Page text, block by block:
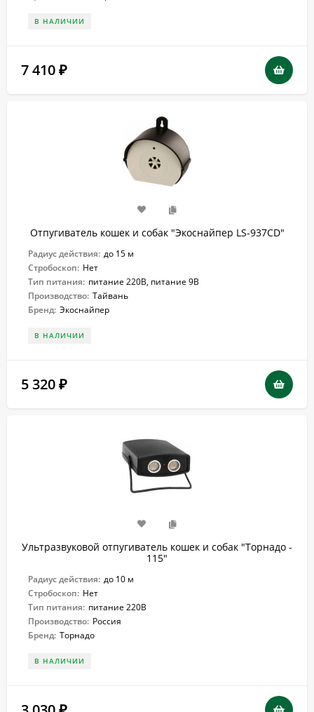
В НАЛИЧИИ
7 410 ₽
Отпугиватель кошек и собак "Экоснайпер LS-937CD"
Радиус действия: до 15 м
Стробоскоп: Нет
Тип питания: питание 220В, питание 9В
Производство: Тайвань
Бренд: Экоснайпер
В НАЛИЧИИ
5 320 ₽
Ультразвуковой отпугиватель кошек и собак "Торнадо -
115"
Радиус действия: до 10 м
Стробоскоп: Нет
Тип питания: питание 220В
Производство: Россия
Бренд: Торнадо
В НАЛИЧИИ